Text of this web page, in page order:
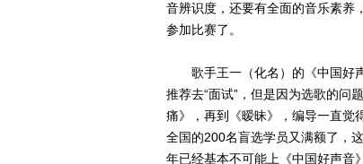
音辨识度，还要有全面的音乐素养
参加比赛了。
歌手王一（化名）的《中国好声
推荐去“面试”，但是因为选歌的问
痛》，再到《暧昧》，编导一直觉
全国的200名盲选学员又满额了，
年已经基本不可能上《中国好声音